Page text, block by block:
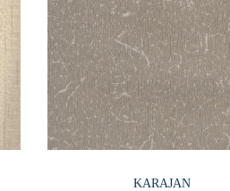
KARAJAN